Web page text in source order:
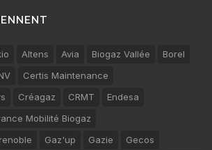
Altens Avia Biogaz Vallée
Borel
Certis Maintenance
Créagaz CRMT
Endesa
Mobilité Biogaz
Gaz'up Gazie
Gecos